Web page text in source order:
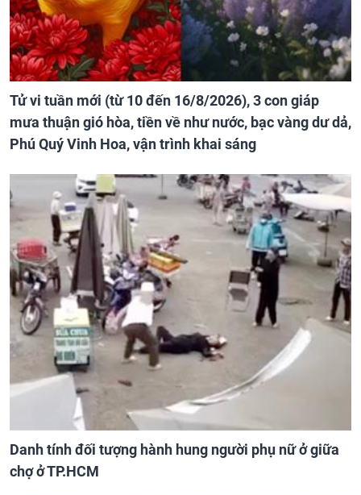
Tử vi tuần mới (từ 10 đến 16/8/2026), 3 con giáp
mưa thuận gió hòa, tiền về như nước, bạc vàng dư dả,
Phú Quý Vinh Hoa, vận trình khai sáng
Danh tính đối tượng hành hung người phụ nữ ở giữa
chợ ở TP.HCM